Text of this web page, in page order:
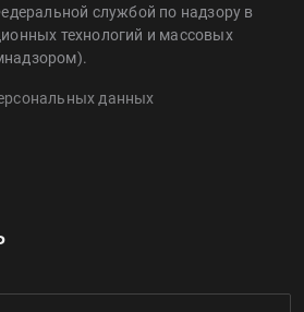
службой по надзору в
технологий и массовых
данных